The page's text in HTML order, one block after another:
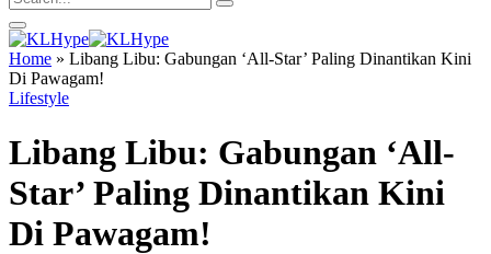
Home » Libang Libu: Gabungan ‘All-Star’ Paling Dinantikan Kini
Di Pawagam!
Lifestyle
Libang Libu: Gabungan ‘All-
Star’ Paling Dinantikan Kini
Di Pawagam!